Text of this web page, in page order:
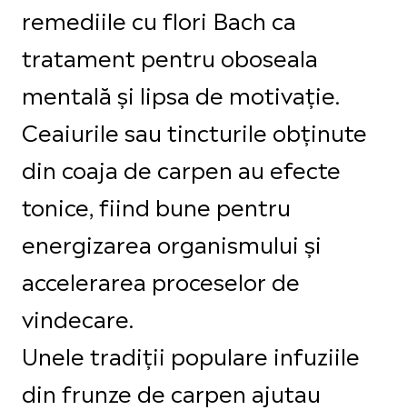
remediile cu flori Bach ca
tratament pentru oboseala
mentală și lipsa de motivație.
Ceaiurile sau tincturile obținute
din coaja de carpen au efecte
tonice, fiind bune pentru
energizarea organismului și
accelerarea proceselor de
vindecare.
Unele tradiții populare infuziile
din frunze de carpen ajutau